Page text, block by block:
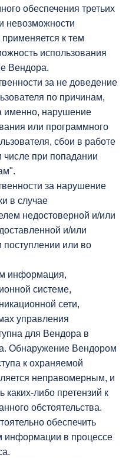
обеспечения третьих
невозможности
к тем
использования
Вендора.
за не доведение
по причинам,
именно, нарушение
или программного
сбои в работе
при попадании
за нарушение
в случае
недостоверной и/или
и/или
или во
информация,
системе,
сети,
управления
для Вендора в
Обнаружение Вендором
к охраняемой
неправомерным, и
каких-либо претензий к
обстоятельства.
обеспечить
информации в процессе